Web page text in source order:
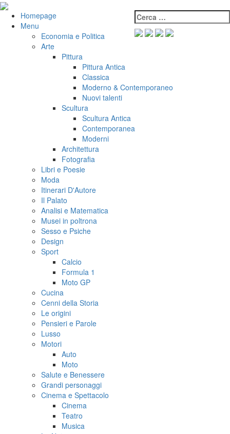
Salta
contenuto
VeniVidiVici Cerca:
Homepage
Menu
Economia e Politica
Arte
Pittura
Pittura Antica
Classica
Moderno & Contemporaneo
Nuovi talenti
Scultura
Scultura Antica
Contemporanea
Moderni
Architettura
Fotografia
Libri e Poesie
Moda
Itinerari D'Autore
Il Palato
Analisi e Matematica
Musei in poltrona
Sesso e Psiche
Design
Sport
Calcio
Formula 1
Moto GP
Cucina
Cenni della Storia
Le origini
Pensieri e Parole
Lusso
Motori
Auto
Moto
Salute e Benessere
Grandi personaggi
Cinema e Spettacolo
Cinema
Teatro
Musica